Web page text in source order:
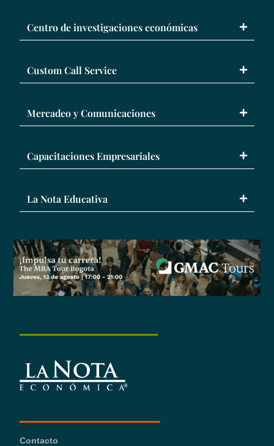
Centro de investigaciones económicas
Custom Call Service
Mercadeo y Comunicaciones
Capacitaciones Empresariales
La Nota Educativa
Contacto